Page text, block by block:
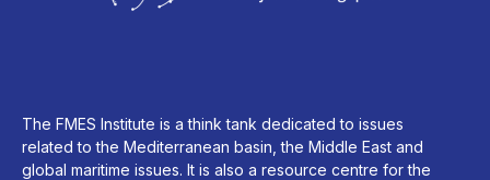
The FMES Institute is a think tank dedicated to issues
related to the Mediterranean basin, the Middle East and
global maritime issues. It is also a resource centre for the